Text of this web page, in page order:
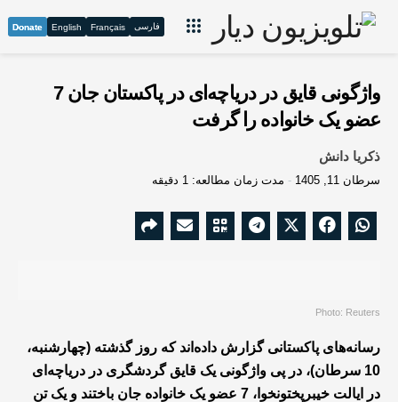
فارسی Français
English
Donate
واژگونی قایق در دریاچه‌ای در پاکستان جان 7
عضو یک خانواده را گرفت
ذکریا دانش
سرطان 11, 1405 مدت زمان مطالعه: 1 دقیقه
Photo: Reuters
رسانه‌های پاکستانی گزارش داده‌اند که روز گذشته (چهارشنبه،
10 سرطان)، در پی واژگونی یک قایق گردشگری در دریاچه‌ای
در ایالت خیبرپختونخوا، 7 عضو یک خانواده جان باختند و یک تن